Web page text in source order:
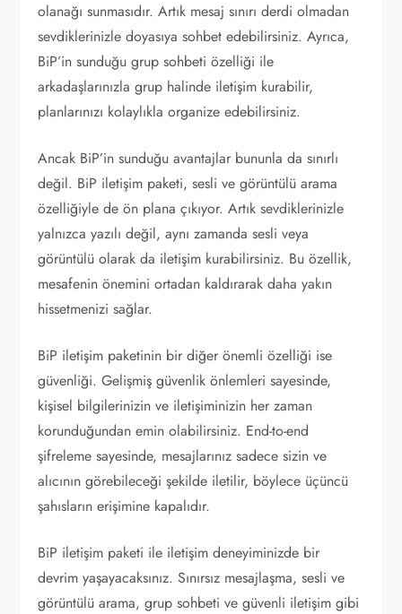
olanağı sunmasıdır. Artık mesaj sınırı derdi olmadan
sevdiklerinizle doyasıya sohbet edebilirsiniz. Ayrıca,
BiP’in sunduğu grup sohbeti özelliği ile
arkadaşlarınızla grup halinde iletişim kurabilir,
planlarınızı kolaylıkla organize edebilirsiniz.
Ancak BiP’in sunduğu avantajlar bununla da sınırlı
değil. BiP iletişim paketi, sesli ve görüntülü arama
özelliğiyle de ön plana çıkıyor. Artık sevdiklerinizle
yalnızca yazılı değil, aynı zamanda sesli veya
görüntülü olarak da iletişim kurabilirsiniz. Bu özellik,
mesafenin önemini ortadan kaldırarak daha yakın
hissetmenizi sağlar.
BiP iletişim paketinin bir diğer önemli özelliği ise
güvenliği. Gelişmiş güvenlik önlemleri sayesinde,
kişisel bilgilerinizin ve iletişiminizin her zaman
korunduğundan emin olabilirsiniz. End-to-end
şifreleme sayesinde, mesajlarınız sadece sizin ve
alıcının görebileceği şekilde iletilir, böylece üçüncü
şahısların erişimine kapalıdır.
BiP iletişim paketi ile iletişim deneyiminizde bir
devrim yaşayacaksınız. Sınırsız mesajlaşma, sesli ve
görüntülü arama, grup sohbeti ve güvenli iletişim gibi